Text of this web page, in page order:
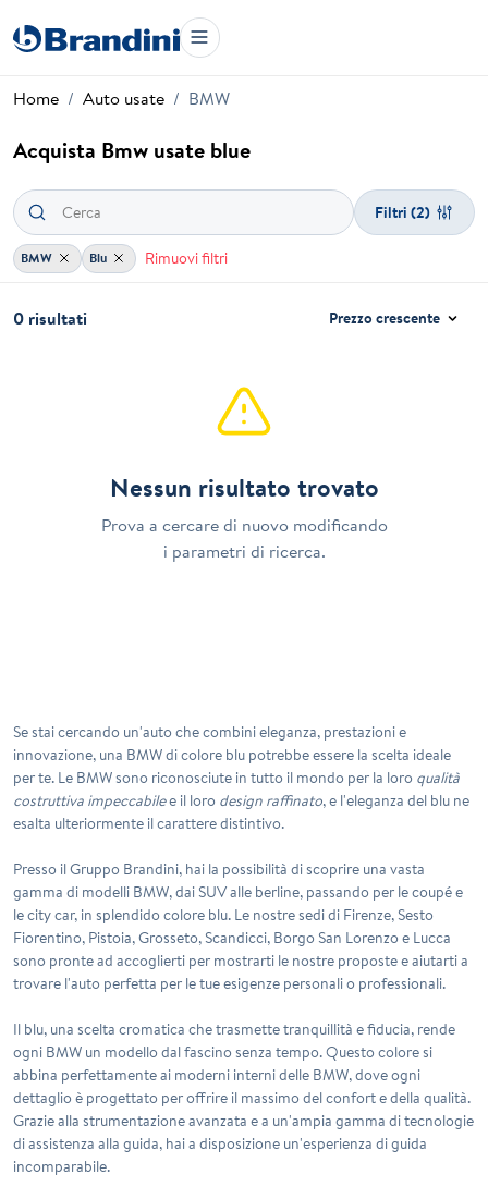
Home Auto usate BMW
Acquista Bmw usate blue
Filtri (2)
BMW Blu Rimuovi filtri
0 risultati Prezzo crescente
Nessun risultato trovato
Prova a cercare di nuovo modificando
i parametri di ricerca.
Se stai cercando un'auto che combinieleganza, prestazionie
innovazione, una BMW di colore blu potrebbe essere la scelta ideale
per te. Le BMW sono riconosciute in tutto il mondo per la loro qualità
costruttiva impeccabilee il loro design raffinato, e l'eleganza del blu ne
esalta ulteriormente il carattere distintivo.
Presso il Gruppo Brandini, hai la possibilità di scoprire una vasta
gamma di modelli BMW, dai SUV alle berline, passando per le coupé e
le city car, in splendido colore blu. Le nostre sedi di Firenze, Sesto
Fiorentino, Pistoia, Grosseto, Scandicci, Borgo San Lorenzo e Lucca
sono pronte ad accoglierti per mostrarti le nostre proposte e aiutarti a
trovare l'auto perfetta per le tue esigenze personali o professionali.
Il blu, una scelta cromatica che trasmette tranquillità e fiducia, rende
ogni BMW un modello dal fascino senza tempo. Questo colore si
abbina perfettamente ai moderni interni delle BMW, dove ogni
dettaglio è progettato per offrire il massimo del confort e della qualità.
Grazie alla strumentazione avanzata e a un'ampia gamma di tecnologie
di assistenza alla guida, hai a disposizione un'esperienza di guida
incomparabile.